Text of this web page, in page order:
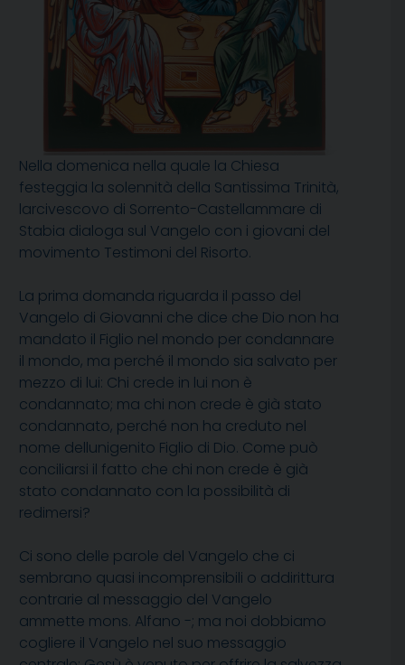
Nella domenica nella quale la Chiesa
festeggia la solennità della Santissima Trinità,
larcivescovo di Sorrento-Castellammare di
Stabia dialoga sul Vangelo con i giovani del
movimento Testimoni del Risorto.
La prima domanda riguarda il passo del
Vangelo di Giovanni che dice che Dio non ha
mandato il Figlio nel mondo per condannare
il mondo, ma perché il mondo sia salvato per
mezzo di lui: Chi crede in lui non è
condannato; ma chi non crede è già stato
condannato, perché non ha creduto nel
nome dellunigenito Figlio di Dio. Come può
conciliarsi il fatto che chi non crede è già
stato condannato con la possibilità di
redimersi?
Ci sono delle parole del Vangelo che ci
sembrano quasi incomprensibili o addirittura
contrarie al messaggio del Vangelo 
ammette mons. Alfano -; ma noi dobbiamo
cogliere il Vangelo nel suo messaggio